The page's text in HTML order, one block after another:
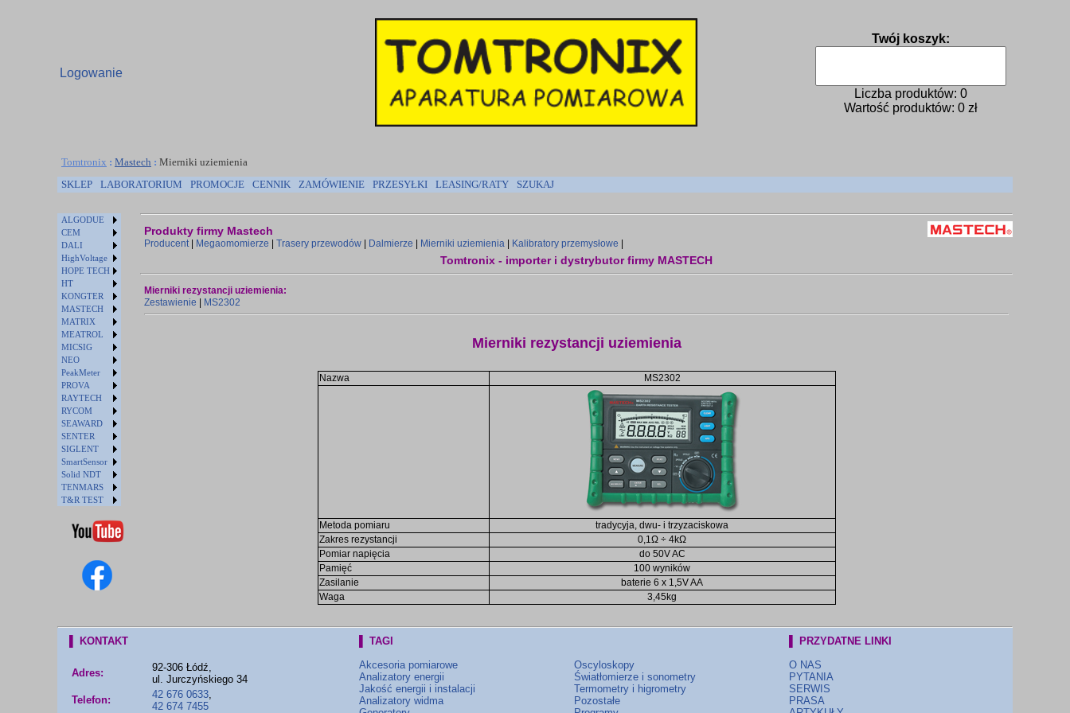
Logowanie
Twój koszyk:
Liczba produktów: 0
Wartość produktów: 0 zł
Tomtronix : Mastech : Mierniki uziemienia
SKLEP
LABORATORIUM PROMOCJE CENNIK ZAMÓWIENIE PRZESYŁKI LEASING/RATY SZUKAJ
ALGODUE
CEM
DALI
HighVoltage
HOPE TECH
HT
KONGTER
MASTECH
MATRIX
MEATROL
MICSIG
NEO
PeakMeter
PROVA
RAYTECH
RYCOM
SEAWARD
SENTER
SIGLENT
SmartSensor
Solid NDT
TENMARS
T&R TEST
Produkty firmy Mastech
Producent| Megaomomierze Trasery przewodów Dalmierze Mierniki uziemienia Kalibratory przemysłowe
Tomtronix - importer i dystrybutor firmy MASTECH
Mierniki rezystancji uziemienia:
Zestawienie
MS2302
Mierniki rezystancji uziemienia
Nazwa MS2302
Metoda pomiaru
tradycyja, dwu- i trzyzaciskowa
Zakres rezystancji
0,1Ω ÷ 4kΩ
Pomiar napięcia
do 50V AC
Pamięć
100 wyników
Zasilanie
baterie 6 x 1,5V AA
Waga
3,45kg
▌ KONTAKT
Adres:
92-306 Łódź,
ul. Jurczyńskiego 34
Telefon:
42 676 0633,
42 674 7455
▌ TAGI
Akcesoria pomiarowe
Analizatory energii
Jakość energii i instalacji
Analizatory widma
Oscyloskopy
Światłomierze i sonometry
Termometry i higrometry
Pozostałe
▌ PRZYDATNE LINKI
O NAS
PYTANIA
SERWIS
PRASA